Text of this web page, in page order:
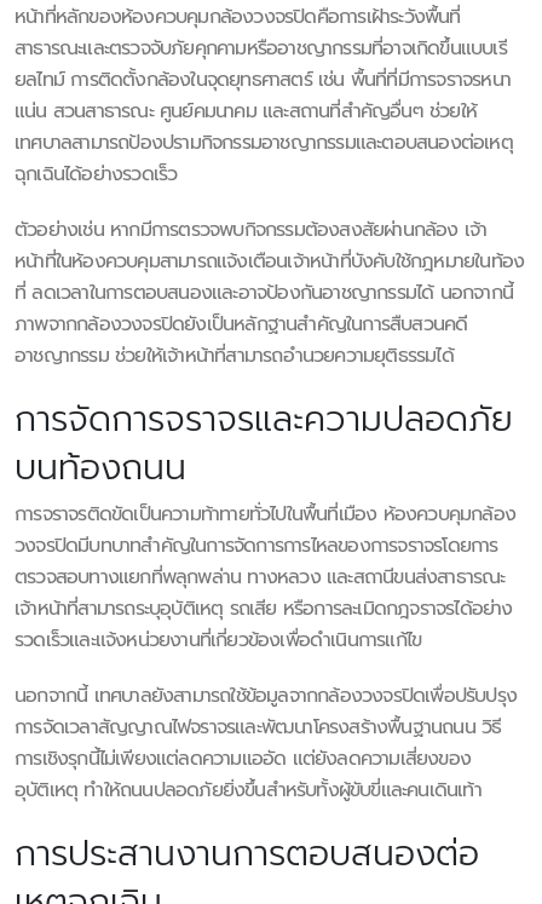
หน้าที่หลักของห้องควบคุมกล้องวงจรปิดคือการเฝ้าระวังพื้นที่
สาธารณะและตรวจจับภัยคุกคามหรืออาชญากรรมที่อาจเกิดขึ้นแบบเรี
ยลไทม์ การติดตั้งกล้องในจุดยุทธศาสตร์ เช่น พื้นที่ที่มีการจราจรหนา
แน่น สวนสาธารณะ ศูนย์คมนาคม และสถานที่สำคัญอื่นๆ ช่วยให้
เทศบาลสามารถป้องปรามกิจกรรมอาชญากรรมและตอบสนองต่อเหตุ
ฉุกเฉินได้อย่างรวดเร็ว
ตัวอย่างเช่น หากมีการตรวจพบกิจกรรมต้องสงสัยผ่านกล้อง เจ้า
หน้าที่ในห้องควบคุมสามารถแจ้งเตือนเจ้าหน้าที่บังคับใช้กฎหมายในท้อง
ที่ ลดเวลาในการตอบสนองและอาจป้องกันอาชญากรรมได้ นอกจากนี้
ภาพจากกล้องวงจรปิดยังเป็นหลักฐานสำคัญในการสืบสวนคดี
อาชญากรรม ช่วยให้เจ้าหน้าที่สามารถอำนวยความยุติธรรมได้
การจัดการจราจรและความปลอดภัย
บนท้องถนน
การจราจรติดขัดเป็นความท้าทายทั่วไปในพื้นที่เมือง ห้องควบคุมกล้อง
วงจรปิดมีบทบาทสำคัญในการจัดการการไหลของการจราจรโดยการ
ตรวจสอบทางแยกที่พลุกพล่าน ทางหลวง และสถานีขนส่งสาธารณะ
เจ้าหน้าที่สามารถระบุอุบัติเหตุ รถเสีย หรือการละเมิดกฎจราจรได้อย่าง
รวดเร็วและแจ้งหน่วยงานที่เกี่ยวข้องเพื่อดำเนินการแก้ไข
นอกจากนี้ เทศบาลยังสามารถใช้ข้อมูลจากกล้องวงจรปิดเพื่อปรับปรุง
การจัดเวลาสัญญาณไฟจราจรและพัฒนาโครงสร้างพื้นฐานถนน วิธี
การเชิงรุกนี้ไม่เพียงแต่ลดความแออัด แต่ยังลดความเสี่ยงของ
อุบัติเหตุ ทำให้ถนนปลอดภัยยิ่งขึ้นสำหรับทั้งผู้ขับขี่และคนเดินเท้า
การประสานงานการตอบสนองต่อ